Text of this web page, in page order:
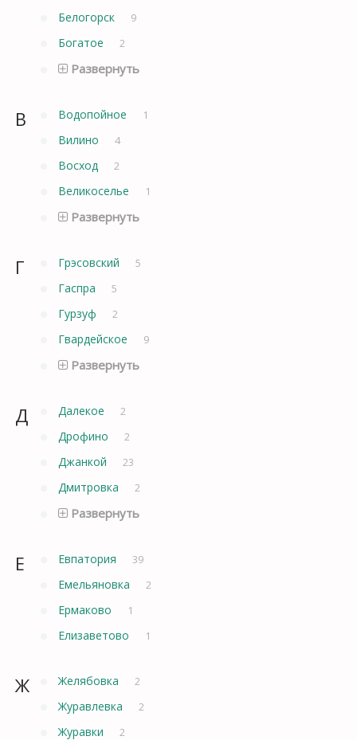
Белогорск 9
Богатое 2
Развернуть
В Водопойное 1
Вилино 4
Восход 2
Великоселье 1
Развернуть
Г Грэсовский 5
Гаспра 5
Гурзуф 2
Гвардейское 9
Развернуть
Д Далекое 2
Дрофино 2
Джанкой 23
Дмитровка 2
Развернуть
Е Евпатория 39
Емельяновка 2
Ермаково 1
Елизаветово 1
Ж Желябовка 2
Журавлевка 2
Журавки 2